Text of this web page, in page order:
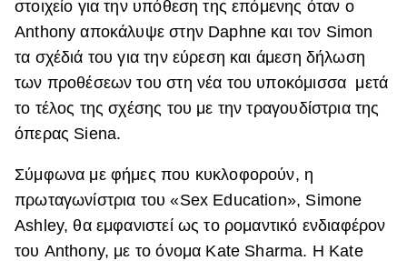
στοιχείο για την υπόθεση της επόμενης όταν ο
Anthony αποκάλυψε στην Daphne και τον Simon
τα σχέδιά του για την εύρεση και άμεση δήλωση
των προθέσεων του στη νέα του υποκόμισσα μετά
το τέλος της σχέσης του με την τραγουδίστρια της
όπερας Siena.
Σύμφωνα με φήμες που κυκλοφορούν, η
πρωταγωνίστρια του «Sex Education», Simone
Ashley, θα εμφανιστεί ως το ρομαντικό ενδιαφέρον
του Anthony, με το όνομα Kate Sharma. Η Kate